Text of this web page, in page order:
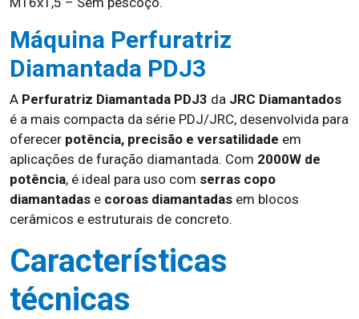
Máquina Perfuratriz
Diamantada PDJ3
A Perfuratriz Diamantada PDJ3 da JRC Diamantados
é a mais compacta da série PDJ/JRC, desenvolvida para
oferecer potência, precisão e versatilidade em
aplicações de furação diamantada. Com 2000W de
potência, é ideal para uso com serras copo
diamantadas e coroas diamantadas em blocos
cerâmicos e estruturais de concreto.
Características
técnicas